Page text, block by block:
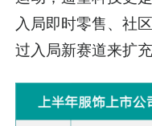
入局即时零售、社
过入局新赛道来扩